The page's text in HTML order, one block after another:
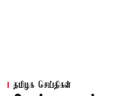
தமிழக செய்திகள்